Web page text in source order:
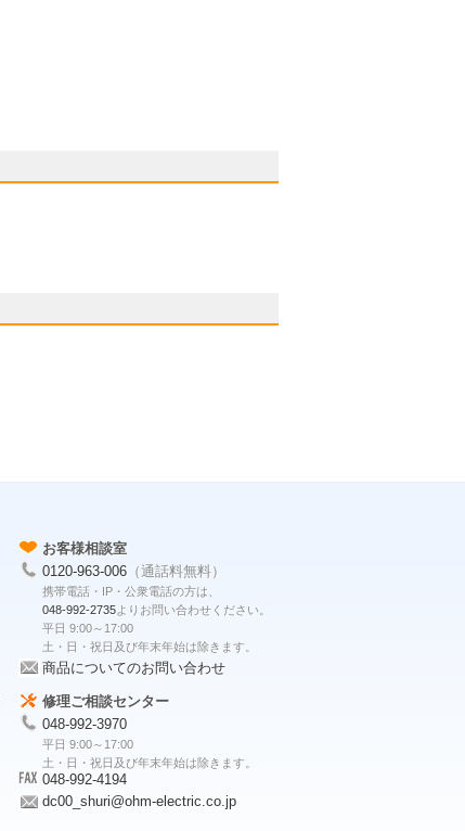
お客様相談室
0120-963-006 （通話料無料）
携帯電話・IP・公衆電話の方は、
048-992-2735よりお問い合わせください。
平日 9:00～17:00
土・日・祝日及び年末年始は除きます。
商品についてのお問い合わせ
修理ご相談センター
048-992-3970
平日 9:00～17:00
土・日・祝日及び年末年始は除きます。
048-992-4194
dc00_shuri@ohm-electric.co.jp